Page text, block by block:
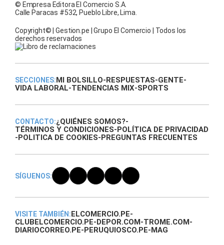
© Empresa Editora El Comercio S.A.
Calle Paracas #532, Pueblo Libre, Lima.
Copyright© | Gestion.pe | Grupo El Comercio | Todos los
derechos reservados
SECCIONES: MI BOLSILLO- RESPUESTAS-GENTE-
VIDA LABORAL-TENDENCIAS MIX-SPORTS
CONTACTO:¿QUIÉNES SOMOS?-
TÉRMINOS Y CONDICIONES- POLÍTICA DE PRIVACIDAD
- POLITICA DE COOKIES- PREGUNTAS FRECUENTES
SÍGUENOS:
VISITE TAMBIÉN: ELCOMERCIO.PE-
CLUBELCOMERCIO.PE- DEPOR.COM -TROME.COM -
DIARIOCORREO.PE- PERUQUIOSCO.PE- MAG